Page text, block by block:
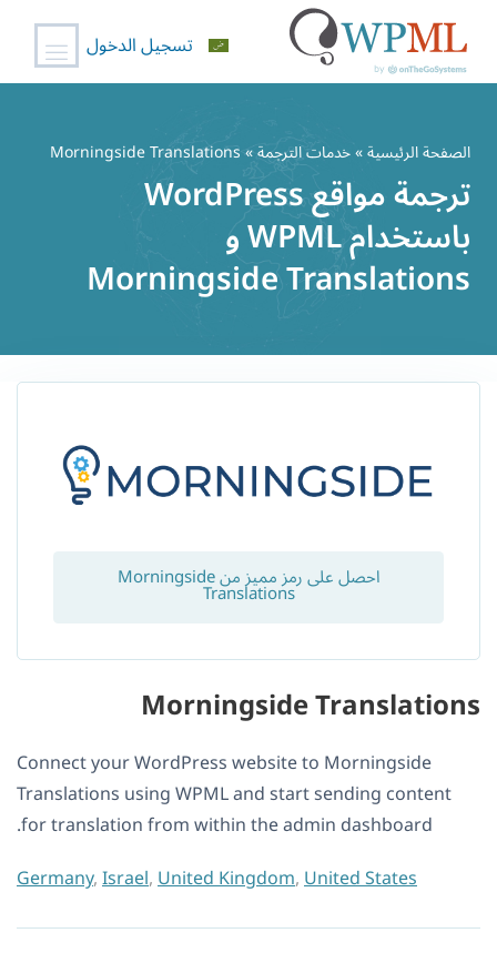
المحتوى
تسجيل الدخول
الصفحة الرئيسية»خدمات الترجمة» Morningside Translations
ترجمة مواقع WordPress
باستخدام WPML و
Morningside Translations
احصل على رمز مميز من MorningsideTranslations
Morningside Translations
Connect your WordPress website to Morningside
Translations using WPML and start sending content
for translation from within the admin dashboard.
Germany,Israel,United Kingdom,United States